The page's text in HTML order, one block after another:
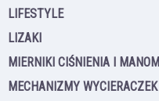
LIFESTYLE
LIZAKI
MIERNIKI CIŚNIENIA I
MECHANIZMY